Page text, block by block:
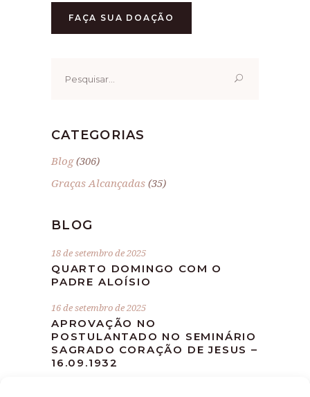
FAÇA SUA DOAÇÃO
por:
CATEGORIAS
Blog(306)
Graças Alcançadas (35)
BLOG
18 de setembro de 2025
QUARTO DOMINGO COM O
PADRE ALOÍSIO
16 de setembro de 2025
APROVAÇÃO NO
POSTULANTADO NO SEMINÁRIO
SAGRADO CORAÇÃO DE JESUS –
16.09.1932